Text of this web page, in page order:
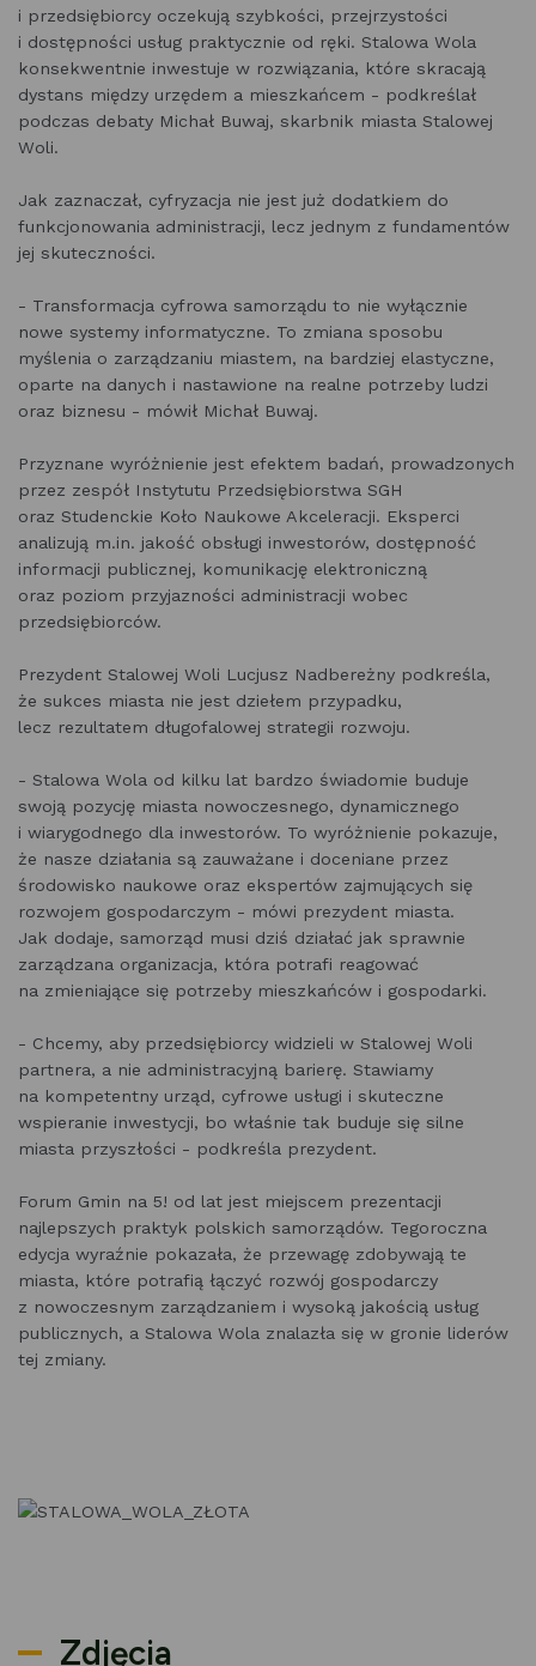
i przedsiębiorcy oczekują szybkości, przejrzystości
i dostępności usług praktycznie od ręki. Stalowa Wola
konsekwentnie inwestuje w rozwiązania, które skracają
dystans między urzędem a mieszkańcem - podkreślał
podczas debaty Michał Buwaj, skarbnik miasta Stalowej
Woli.
Jak zaznaczał, cyfryzacja nie jest już dodatkiem do
funkcjonowania administracji, lecz jednym z fundamentów
jej skuteczności.
- Transformacja cyfrowa samorządu to nie wyłącznie
nowe systemy informatyczne. To zmiana sposobu
myślenia o zarządzaniu miastem, na bardziej elastyczne,
oparte na danych i nastawione na realne potrzeby ludzi
oraz biznesu - mówił Michał Buwaj.
Przyznane wyróżnienie jest efektem badań, prowadzonych
przez zespół Instytutu Przedsiębiorstwa SGH
oraz Studenckie Koło Naukowe Akceleracji. Eksperci
analizują m.in. jakość obsługi inwestorów, dostępność
informacji publicznej, komunikację elektroniczną
oraz poziom przyjazności administracji wobec
przedsiębiorców.
Prezydent Stalowej Woli Lucjusz Nadbereżny podkreśla,
że sukces miasta nie jest dziełem przypadku,
lecz rezultatem długofalowej strategii rozwoju.
- Stalowa Wola od kilku lat bardzo świadomie buduje
swoją pozycję miasta nowoczesnego, dynamicznego
i wiarygodnego dla inwestorów. To wyróżnienie pokazuje,
że nasze działania są zauważane i doceniane przez
środowisko naukowe oraz ekspertów zajmujących się
rozwojem gospodarczym - mówi prezydent miasta.
Jak dodaje, samorząd musi dziś działać jak sprawnie
zarządzana organizacja, która potrafi reagować
na zmieniające się potrzeby mieszkańców i gospodarki.
- Chcemy, aby przedsiębiorcy widzieli w Stalowej Woli
partnera, a nie administracyjną barierę. Stawiamy
na kompetentny urząd, cyfrowe usługi i skuteczne
wspieranie inwestycji, bo właśnie tak buduje się silne
miasta przyszłości - podkreśla prezydent.
Forum Gmin na 5! od lat jest miejscem prezentacji
najlepszych praktyk polskich samorządów. Tegoroczna
edycja wyraźnie pokazała, że przewagę zdobywają te
miasta, które potrafią łączyć rozwój gospodarczy
z nowoczesnym zarządzaniem i wysoką jakością usług
publicznych, a Stalowa Wola znalazła się w gronie liderów
tej zmiany.
Zdjęcia